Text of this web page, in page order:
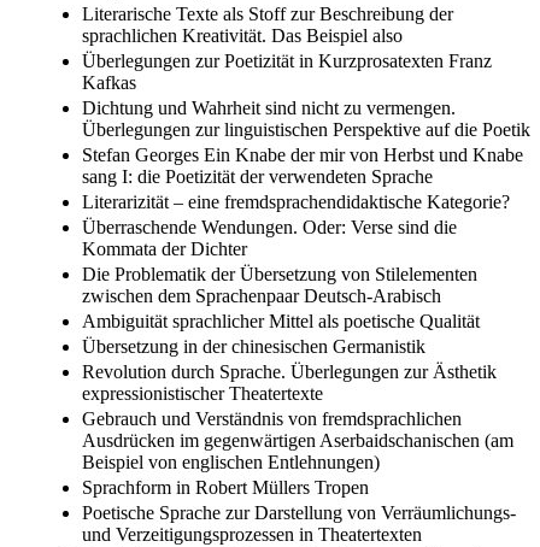
Literarische Texte als Stoff zur Beschreibung der
sprachlichen Kreativität. Das Beispiel also
Überlegungen zur Poetizität in Kurzprosatexten Franz
Kafkas
Dichtung und Wahrheit sind nicht zu vermengen.
Überlegungen zur linguistischen Perspektive auf die Poetik
Stefan Georges Ein Knabe der mir von Herbst und Knabe
sang I: die Poetizität der verwendeten Sprache
Literarizität – eine fremdsprachendidaktische Kategorie?
Überraschende Wendungen. Oder: Verse sind die
Kommata der Dichter
Die Problematik der Übersetzung von Stilelementen
zwischen dem Sprachenpaar Deutsch-Arabisch
Ambiguität sprachlicher Mittel als poetische Qualität
Übersetzung in der chinesischen Germanistik
Revolution durch Sprache. Überlegungen zur Ästhetik
expressionistischer Theatertexte
Gebrauch und Verständnis von fremdsprachlichen
Ausdrücken im gegenwärtigen Aserbaidschanischen (am
Beispiel von englischen Entlehnungen)
Sprachform in Robert Müllers Tropen
Poetische Sprache zur Darstellung von Verräumlichungs-
und Verzeitigungsprozessen in Theatertexten